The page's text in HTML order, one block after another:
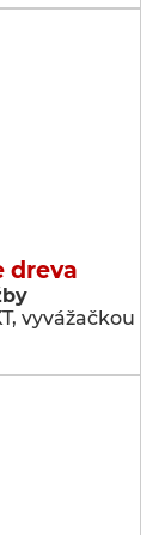
dreva
vyvážačkou